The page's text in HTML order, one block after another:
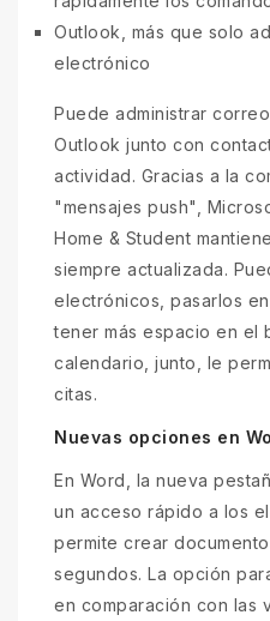
Outlook, más que solo
electrónico
Puede administrar
Outlook junto con
actividad. Gracias a la
"mensajes push",
Home & Student
siempre actualizada.
electrónicos, pasarlos
tener más espacio en el
calendario, junto, le
citas.
Nuevas opciones en
En Word, la nueva
un acceso rápido a los
permite crear
segundos. La opción
en comparación con las